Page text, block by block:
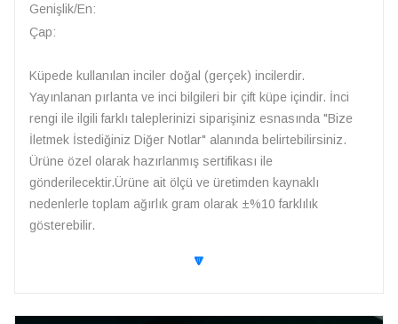
Genişlik/En:
Çap:
Küpede kullanılan inciler doğal (gerçek) incilerdir.
Yayınlanan pırlanta ve inci bilgileri bir çift küpe içindir. İnci
rengi ile ilgili farklı taleplerinizi siparişiniz esnasında "Bize
İletmek İstediğiniz Diğer Notlar" alanında belirtebilirsiniz.
Ürüne özel olarak hazırlanmış sertifikası ile
gönderilecektir.Ürüne ait ölçü ve üretimden kaynaklı
nedenlerle toplam ağırlık gram olarak ±%10 farklılık
gösterebilir.
🔽